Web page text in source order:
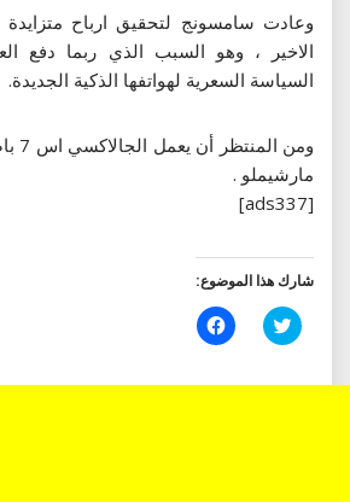
وعادت سامسونج لتحقيق ارباح متزايدة
الاخير ، وهو السبب الذي ربما دفع
السياسة السعرية لهواتفها الذكية الجديدة.
ومن
مارشيملو .
[ads337]
شارك هذا الموضوع:
اضغط
للمشاركة
(فتح
انقر
للمشاركة
(فتح